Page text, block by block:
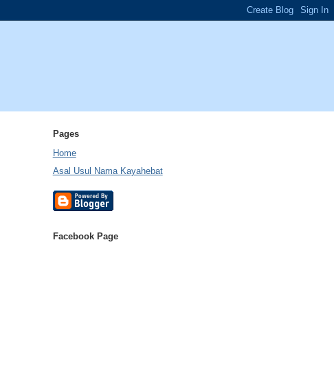
Pages
Home
Asal Usul Nama Kayahebat
Facebook Page